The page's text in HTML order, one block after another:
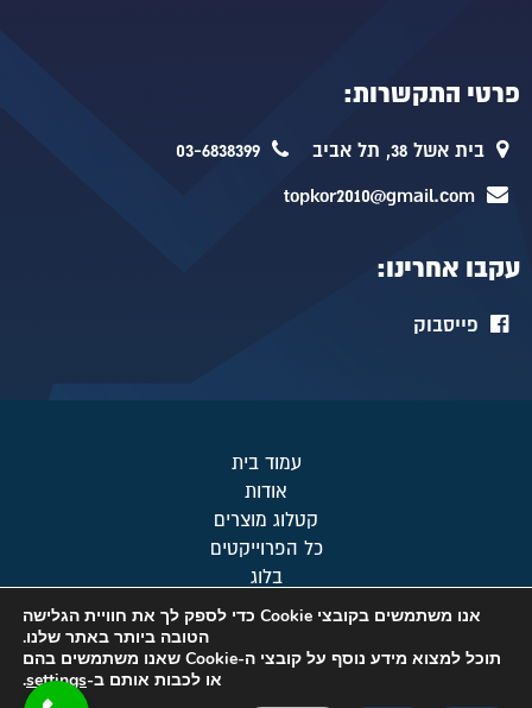
פרטי התקשרות:
בית אשל 38, תל אביב 03-6838399
topkor2010@gmail.com
עקבו אחרינו:
פייסבוק
עמוד בית
אודות
קטלוג מוצרים
כל הפרוייקטים
בלוג
מפת אתר
מדיניות פרטיות
אנו משתמשים בקובצי Cookie כדי לספק לך את חוויית הגלישה
הטובה ביותר באתר שלנו.
תוכל למצוא מידע נוסף על קובצי ה-Cookie שאנו משתמשים בהם
או לכבות אותם ב-settings
.